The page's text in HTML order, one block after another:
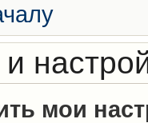
мои